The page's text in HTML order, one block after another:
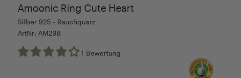
Amoonic Ring Cute Heart
Silber 925 - Rauchquarz
ArtNr: AM298
1 Bewertung